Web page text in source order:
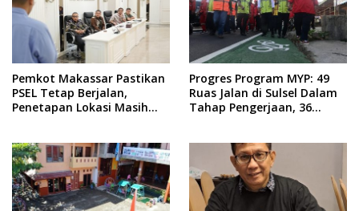
Pemkot Makassar Pastikan
PSEL Tetap Berjalan,
Penetapan Lokasi Masih
Progres Program MYP: 49
Ruas Jalan di Sulsel Dalam
Tahap Pengerjaan, 36